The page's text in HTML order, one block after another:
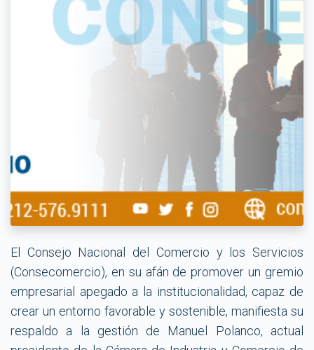
El Consejo Nacional del Comercio y los Servicios
(Consecomercio), en su afán de promover un gremio
empresarial apegado a la institucionalidad, capaz de
crear un entorno favorable y sostenible, manifiesta su
respaldo a la gestión de Manuel Polanco, actual